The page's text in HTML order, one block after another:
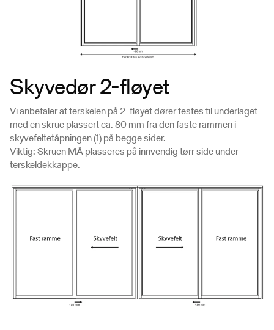
Skyvedør 2-fløyet
Vi anbefaler at terskelen på 2-ﬂøyet dører festes til underlaget
med en skrue plassert ca. 80 mm fra den faste rammen i
skyvefeltetåpningen (1) på begge sider.
Viktig: Skruen MÅ plasseres på innvendig tørr side under
terskeldekkappe.